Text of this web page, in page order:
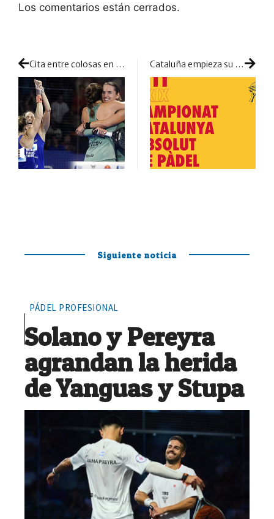
Los comentarios están cerrados.
Cita entre colosas en Menorca: las dos mejores parejas llegan a la final por caminos muy diferentes Cataluña empieza su semana grande de pádel: llega la 29ª edición del Cto. Absoluto de la CC. AA.
Siguiente noticia
PÁDEL PROFESIONAL
Solano y Pereyra
agrandan la herida
de Yanguas y Stupa